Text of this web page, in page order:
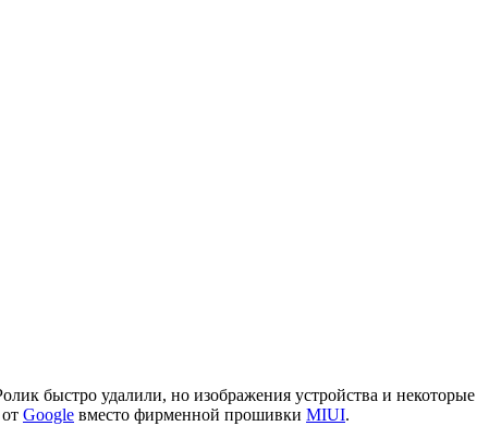
быстро удалили, но изображения устройства и некоторые
Google вместо фирменной прошивки MIUI.